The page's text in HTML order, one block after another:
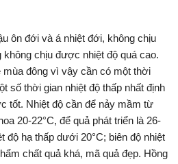
ôn đới và á nhiệt đới, không chịu
không chịu được nhiệt độ quá cao.
mùa đông vì vậy cần có một thời
số thời gian nhiệt độ thấp nhất định
tốt. Nhiệt độ cần để nảy mầm từ
20-22°C, để quả phát triển là 26-
độ hạ thấp dưới 20°C; biên độ nhiệt
chất quả khá, mã quả đẹp. Hồng